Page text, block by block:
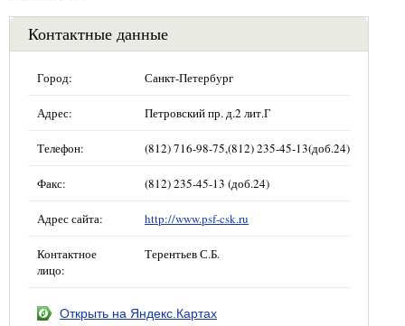
Контактные данные
Город: Санкт-Петербург
Адрес: Петровский пр. д.2 лит.Г
Телефон: (812) 716-98-75,(812) 235-45-13(доб.24)
Факс: (812) 235-45-13 (доб.24)
Адрес сайта: http://www.psf-csk.ru
Контактное
лицо:
Терентьев С.Б.
Открыть на Яндекс.Картах